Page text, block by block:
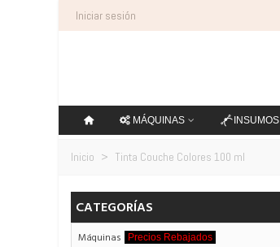
Iniciar sesión
MÁQUINAS INSUMOS
Inicio > Tinta Couche Colores 100 ml
CATEGORÍAS
Máquinas Precios Rebajados